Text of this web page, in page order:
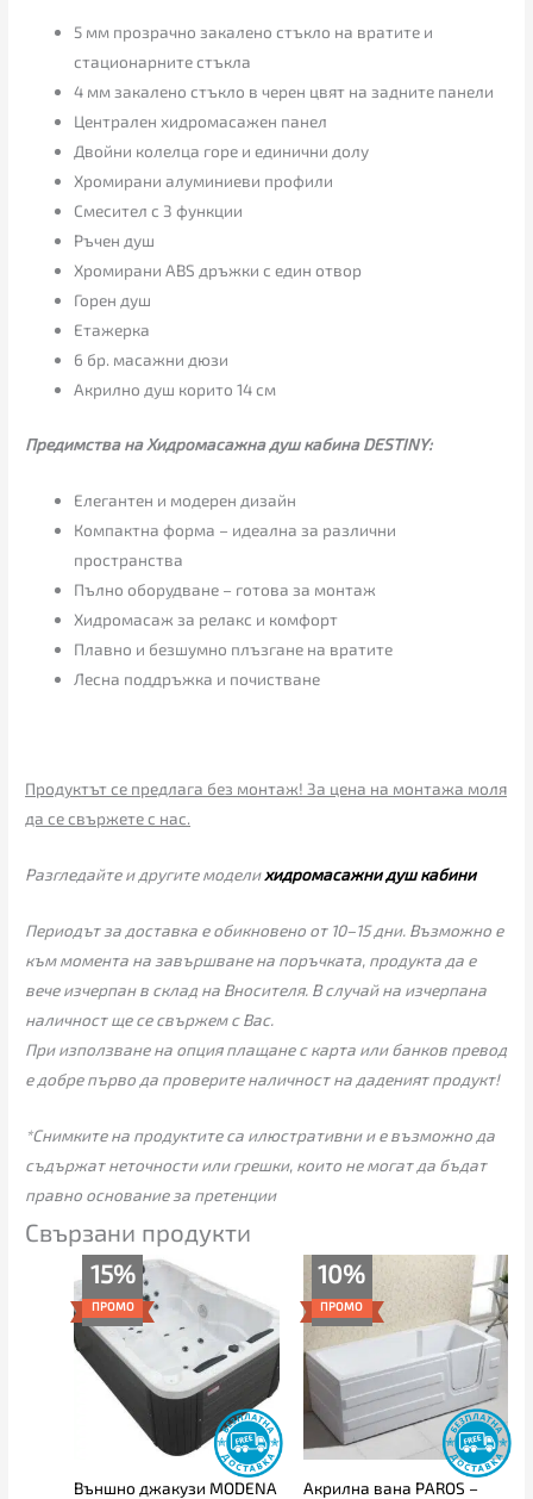
5 мм прозрачно закалено стъкло на вратите и
стационарните стъкла
4 мм закалено стъкло в черен цвят на задните панели
Централен хидромасажен панел
Двойни колелца горе и единични долу
Хромирани алуминиеви профили
Смесител с 3 функции
Ръчен душ
Хромирани ABS дръжки с един отвор
Горен душ
Етажерка
6 бр. масажни дюзи
Акрилно душ корито 14 см
Предимства на Хидромасажна душ кабина DESTINY:
Елегантен и модерен дизайн
Компактна форма – идеална за различни
пространства
Пълно оборудване – готова за монтаж
Хидромасаж за релакс и комфорт
Плавно и безшумно плъзгане на вратите
Лесна поддръжка и почистване
Продуктът се предлага без монтаж! За цена на монтажа моля
да се свържете с нас.
Разгледайте и другите моделихидромасажни душ кабини
Периодът за доставка е обикновено от 10–15 дни. Възможно е
към момента на завършване на поръчката, продукта да е
вече изчерпан в склад на Вносителя. В случай на изчерпана
наличност ще се свържем с Вас.
При използване на опция плащане с карта или банков превод
е добре първо да проверите наличност на даденият продукт!
*Снимките на продуктите са илюстративни и е възможно да
съдържат неточности или грешки, които не могат да бъдат
правно основание за претенции
Свързани продукти
15%
ПРОМО
Външно джакузи MODENA
3,809.00€
through
4,265.00€
10%
ПРОМО
Акрилна вана PAROS –
was:
2,289.00€.
Текущата
2,059.00€.